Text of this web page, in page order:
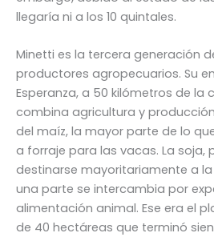
llegaría ni a los 10 quintales.
Minetti es la tercera generación
productores agropecuarios. Su
Esperanza, a 50 kilómetros de la
combina agricultura y
del maíz, la mayor parte de lo
a forraje para las vacas. La soja,
destinarse mayoritariamente a
una parte se intercambia por
alimentación animal. Ese era el
de 40 hectáreas que terminó